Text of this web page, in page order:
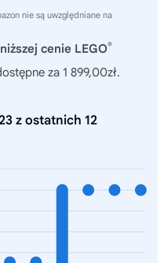
nie są uwzględniane na
cenie LEGO®
za 1 899,00zł.
z ostatnich 12